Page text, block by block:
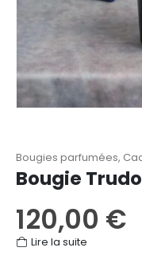
Bougies parfumées,
Bougie
120,00 €
Lire la suite